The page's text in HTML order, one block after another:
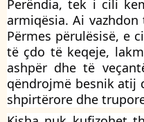
Perëndia, tek i cili
armiqësia. Ai
Përmes përulësisë, e
të çdo të keqeje,
ashpër dhe të
qëndrojmë besnik atij
shpirtërore dhe